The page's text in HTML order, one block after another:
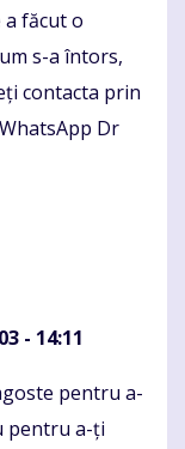
făcut o
s-a întors,
contacta prin
WhatsApp Dr
- 14:11
pentru a-
pentru a-ți